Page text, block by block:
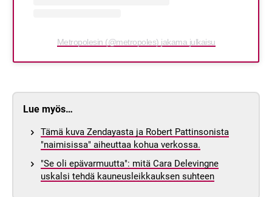
Metropolesin (@metropoles) jakama julkaisu
Lue myös…
Tämä kuva Zendayasta ja Robert Pattinsonista
"naimisissa" aiheuttaa kohua verkossa.
"Se oli epävarmuutta": mitä Cara Delevingne
uskalsi tehdä kauneusleikkauksen suhteen